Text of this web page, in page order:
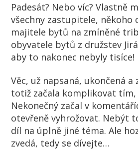
Padesát? Nebo víc? Vlastně
všechny zastupitele, někoho
majitele bytů na zmíněné
obyvatele bytů z družstev
aby to nakonec nebyly tisíce!
Věc, už napsaná, ukončená a
totiž začala komplikovat tím,
Nekonečný začal v
otevřeně vyhrožovat. Nebýt
díl na úplně jiné téma. Ale
zvedá, tedy se dívejte…